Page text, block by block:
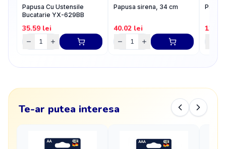
Papusa Cu Ustensile
Bucatarie YX-629BB
35.59 lei
Papusa sirena, 34 cm
40.02 lei 121
Te-ar putea interesa